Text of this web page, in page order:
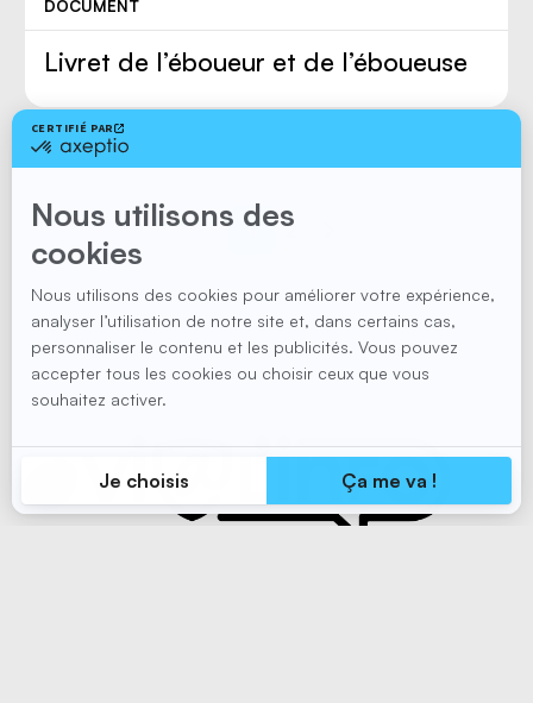
DOCUMENT
Livret de l’éboueur et de l’éboueuse
1 2